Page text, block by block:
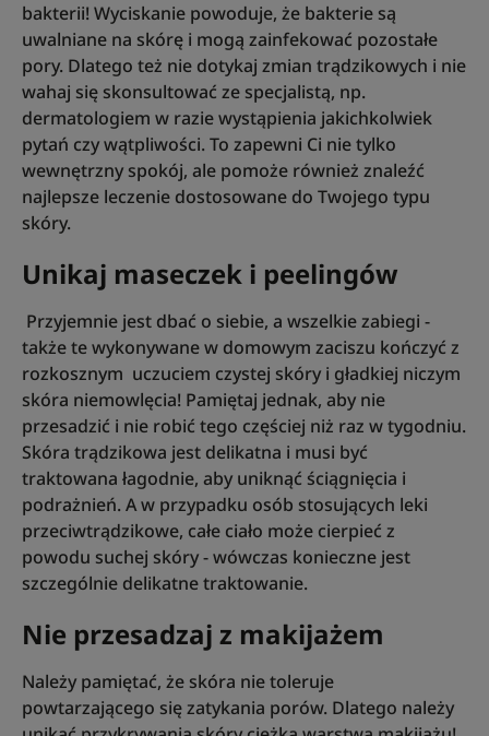
bakterii! Wyciskanie powoduje, że bakterie są
uwalniane na skórę i mogą zainfekować pozostałe
pory. Dlatego też nie dotykaj zmian trądzikowych i nie
wahaj się skonsultować ze specjalistą, np.
dermatologiem w razie wystąpienia jakichkolwiek
pytań czy wątpliwości. To zapewni Ci nie tylko
wewnętrzny spokój, ale pomoże również znaleźć
najlepsze leczenie dostosowane do Twojego typu
skóry.
Unikaj maseczek i peelingów
Przyjemnie jest dbać o siebie, a wszelkie zabiegi -
także te wykonywane w domowym zaciszu kończyć z
rozkosznym uczuciem czystej skóry i gładkiej niczym
skóra niemowlęcia! Pamiętaj jednak, aby nie
przesadzić i nie robić tego częściej niż raz w tygodniu.
Skóra trądzikowa jest delikatna i musi być
traktowana łagodnie, aby uniknąć ściągnięcia i
podrażnień. A w przypadku osób stosujących leki
przeciwtrądzikowe, całe ciało może cierpieć z
powodu suchej skóry - wówczas konieczne jest
szczególnie delikatne traktowanie.
Nie przesadzaj z makijażem
Należy pamiętać, że skóra nie toleruje
powtarzającego się zatykania porów. Dlatego należy